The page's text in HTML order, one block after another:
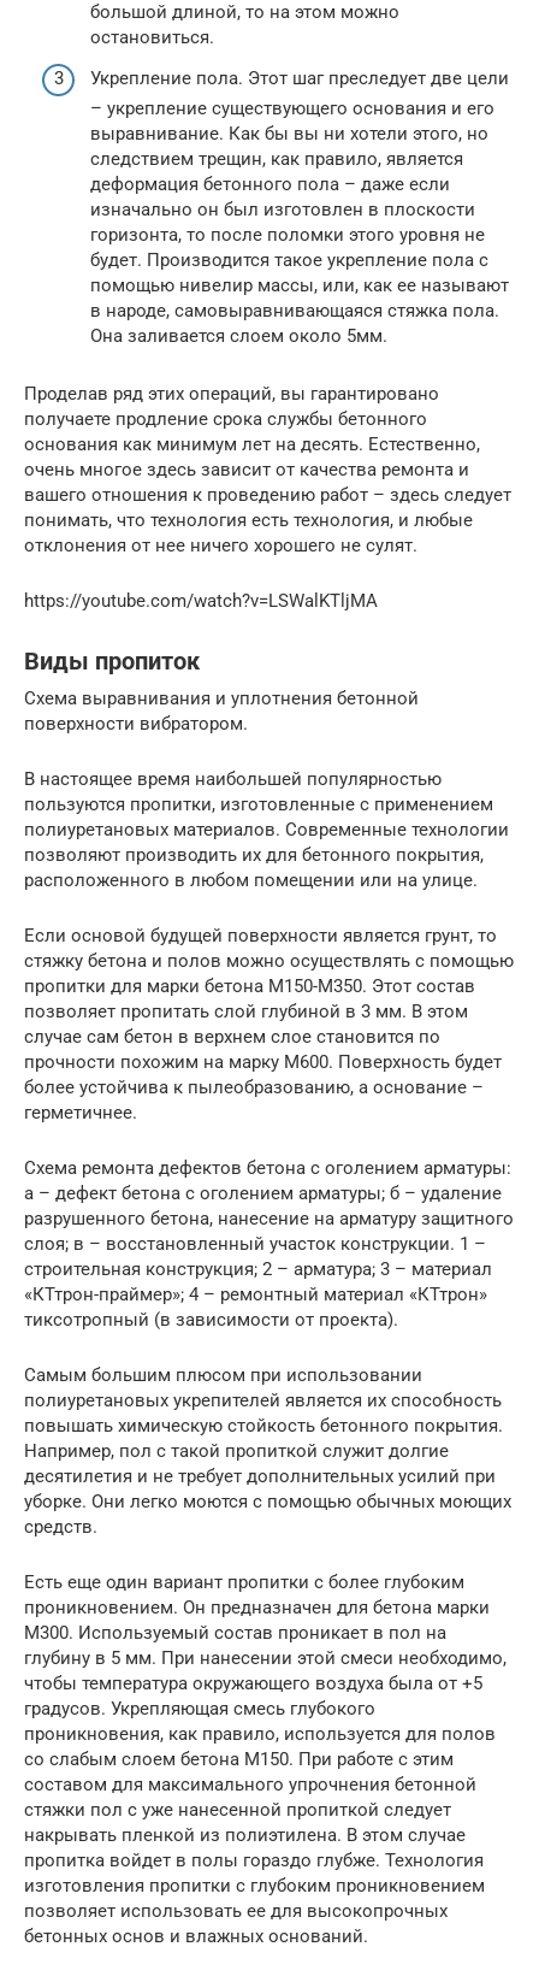
большой длиной, то на этом можно
остановиться.
Укрепление пола. Этот шаг преследует две цели
– укрепление существующего основания и его
выравнивание. Как бы вы ни хотели этого, но
следствием трещин, как правило, является
деформация бетонного пола – даже если
изначально он был изготовлен в плоскости
горизонта, то после поломки этого уровня не
будет. Производится такое укрепление пола с
помощью нивелир массы, или, как ее называют
в народе, самовыравнивающаяся стяжка пола.
Она заливается слоем около 5мм.
Проделав ряд этих операций, вы гарантировано
получаете продление срока службы бетонного
основания как минимум лет на десять. Естественно,
очень многое здесь зависит от качества ремонта и
вашего отношения к проведению работ – здесь следует
понимать, что технология есть технология, и любые
отклонения от нее ничего хорошего не сулят.
https://youtube.com/watch?v=LSWalKTljMA
Виды пропиток
Схема выравнивания и уплотнения бетонной
поверхности вибратором.
В настоящее время наибольшей популярностью
пользуются пропитки, изготовленные с применением
полиуретановых материалов. Современные технологии
позволяют производить их для бетонного покрытия,
расположенного в любом помещении или на улице.
Если основой будущей поверхности является грунт, то
стяжку бетона и полов можно осуществлять с помощью
пропитки для марки бетона М150-М350. Этот состав
позволяет пропитать слой глубиной в 3 мм. В этом
случае сам бетон в верхнем слое становится по
прочности похожим на марку М600. Поверхность будет
более устойчива к пылеобразованию, а основание –
герметичнее.
Схема ремонта дефектов бетона с оголением арматуры:
а – дефект бетона с оголением арматуры; б – удаление
разрушенного бетона, нанесение на арматуру защитного
слоя; в – восстановленный участок конструкции. 1 –
строительная конструкция; 2 – арматура; 3 – материал
«КТтрон-праймер»; 4 – ремонтный материал «КТтрон»
тиксотропный (в зависимости от проекта).
Самым большим плюсом при использовании
полиуретановых укрепителей является их способность
повышать химическую стойкость бетонного покрытия.
Например, пол с такой пропиткой служит долгие
десятилетия и не требует дополнительных усилий при
уборке. Они легко моются с помощью обычных моющих
средств.
Есть еще один вариант пропитки с более глубоким
проникновением. Он предназначен для бетона марки
М300. Используемый состав проникает в пол на
глубину в 5 мм. При нанесении этой смеси необходимо,
чтобы температура окружающего воздуха была от +5
градусов. Укрепляющая смесь глубокого
проникновения, как правило, используется для полов
со слабым слоем бетона М150. При работе с этим
составом для максимального упрочнения бетонной
стяжки пол с уже нанесенной пропиткой следует
накрывать пленкой из полиэтилена. В этом случае
пропитка войдет в полы гораздо глубже. Технология
изготовления пропитки с глубоким проникновением
позволяет использовать ее для высокопрочных
бетонных основ и влажных оснований.